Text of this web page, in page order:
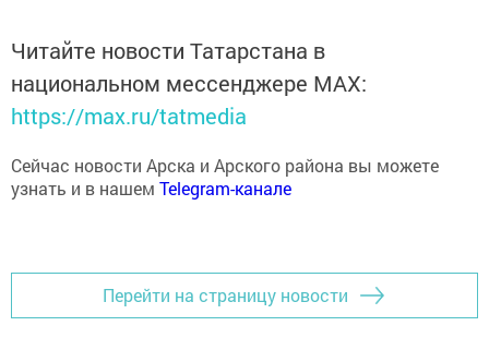
Читайте новости Татарстана в
национальном мессенджере MАХ:
https://max.ru/tatmedia
узнать и в нашемTelegram-канале
Перейти на страницу новости